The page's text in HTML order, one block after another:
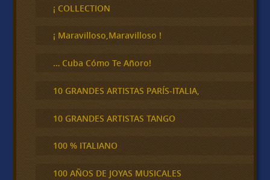
c
a
¡ COLLECTION
¡ Maravilloso,Maravilloso !
… Cuba Cómo Te Añoro!
10 GRANDES ARTISTAS PARÍS-ITALIA,
10 GRANDES ARTISTAS TANGO
100 % ITALIANO
100 AÑOS DE JOYAS MUSICALES